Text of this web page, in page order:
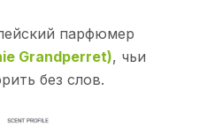
парфюмер
Grandperret), чьи
без слов.